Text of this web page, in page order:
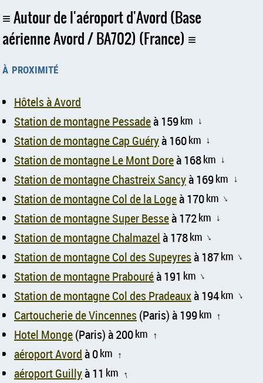
Autour de l'aéroport d'Avord (Base
aérienne Avord / BA702) (France)
à proximité
Hôtels à Avord
Station de montagne Pessadeà 159km ↑
Station de montagne Cap Guéryà 160km ↑
Station de montagne Le Mont Doreà 168km ↑
Station de montagne Chastreix Sancyà 169km ↑
Station de montagne Col de la Logeà 170km ↑
Station de montagne Super Besseà 172km ↑
Station de montagne Chalmazelà 178km ↑
Station de montagne Col des Supeyresà 187km ↑
Station de montagne Prabouréà 191 km ↑
Station de montagne Col des Pradeauxà 194km ↑
Cartoucherie de Vincennes (Paris) à 199km ↑
Hotel Monge(Paris) à 200km ↑
aéroport Avordà 0km ↑
aéroport Guillyà 11 km ↑